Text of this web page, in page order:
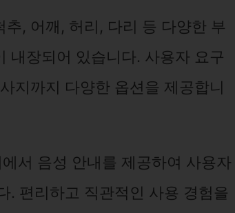
, 어깨, 허리, 다리 등 다양한 부
내장되어 있습니다. 사용자 요구
지까지 다양한 옵션을 제공합니
서 음성 안내를 제공하여 사용자
. 편리하고 직관적인 사용 경험을